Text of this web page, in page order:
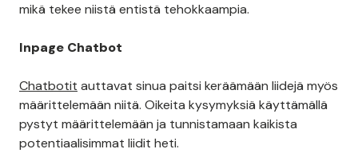
mikä tekee niistä entistä tehokkaampia.
Inpage Chatbot
Chatbotit auttavat sinua paitsi keräämään liidejä myös
määrittelemään niitä. Oikeita kysymyksiä käyttämällä
pystyt määrittelemään ja tunnistamaan kaikista
potentiaalisimmat liidit heti.